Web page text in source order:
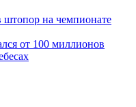
штопор на чемпионате
от 100 миллионов